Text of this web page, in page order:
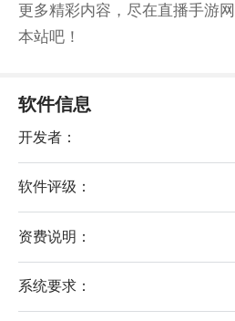
更多精彩内容，尽在直播手游
本站吧！
软件信息
开发者：
软件评级：
资费说明：
系统要求：